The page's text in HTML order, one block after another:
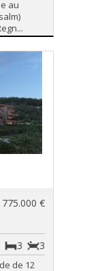
au
775.000 €
3
3
de 12